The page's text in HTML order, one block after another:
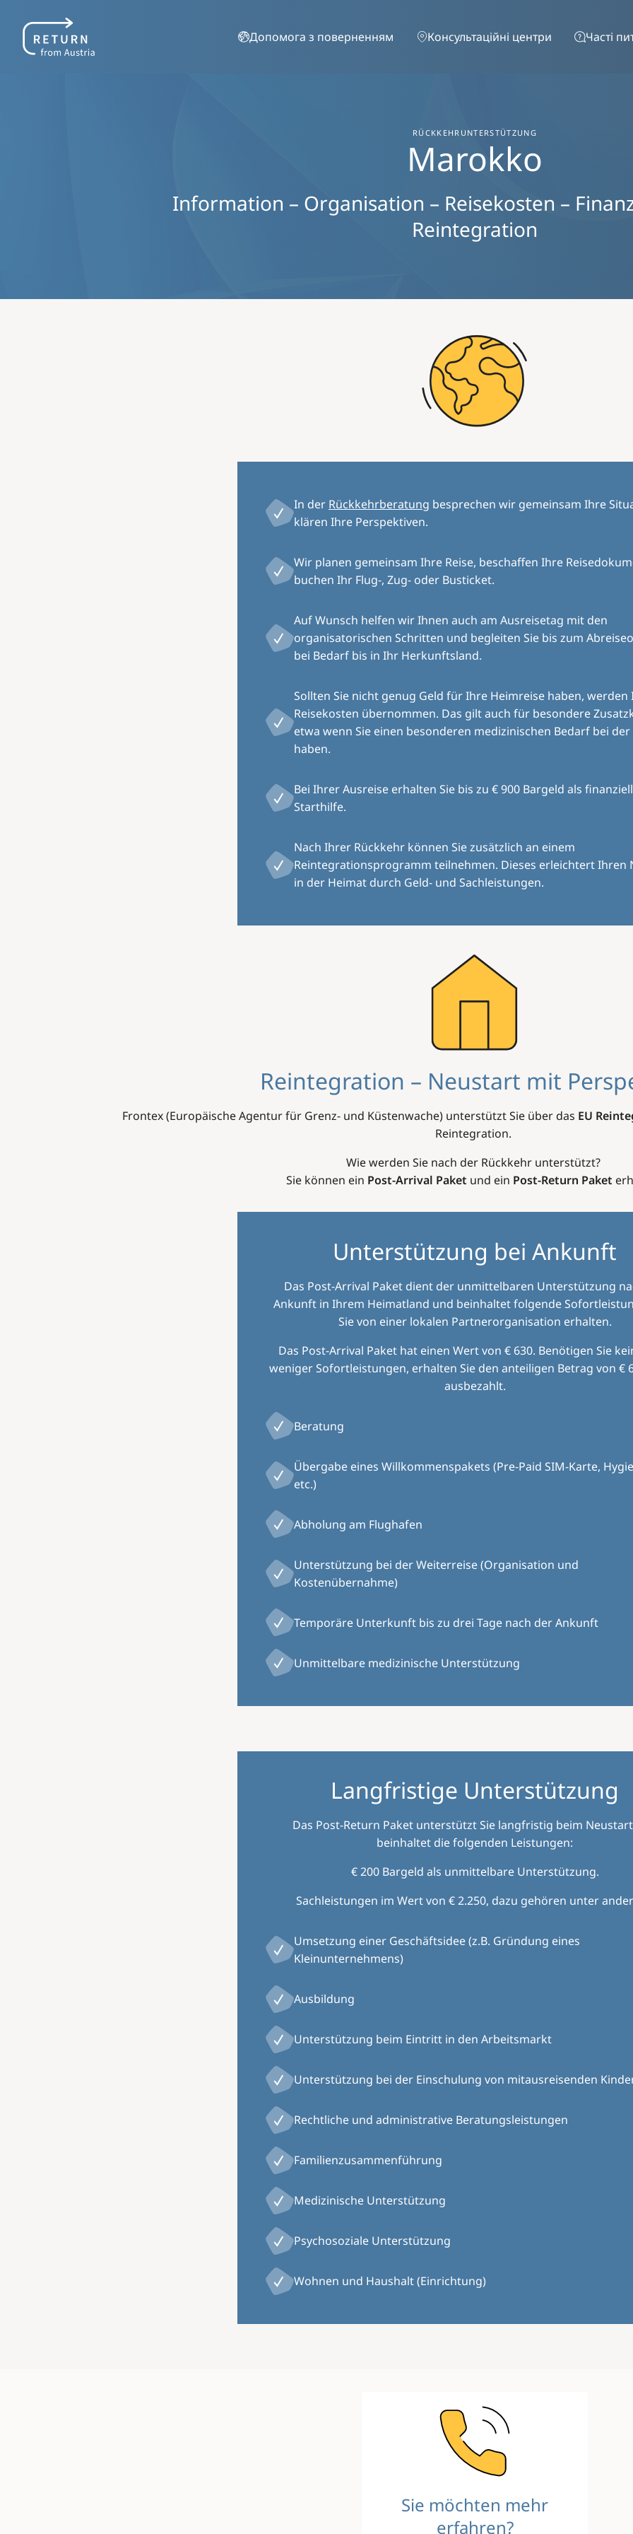
Допомога з поверненням
Консультаційні центри Часті
RÜCKKEHRUNTERSTÜTZUNG
Marokko
Information – Organisation – Reisekosten –
Reintegration
In der Rückkehrberatung besprechen wir gemeinsam Ihre
klären Ihre Perspektiven.
Wir planen gemeinsam Ihre Reise, beschaffen Ihre
buchen Ihr Flug-, Zug- oder Busticket.
Auf Wunsch helfen wir Ihnen auch am Ausreisetag mit den
organisatorischen Schritten und begleiten Sie bis zum
bei Bedarf bis in Ihr Herkunftsland.
Sollten Sie nicht genug Geld für Ihre Heimreise haben, werden
Reisekosten übernommen. Das gilt auch für besondere
etwa wenn Sie einen besonderen medizinischen Bedarf bei
haben.
Bei Ihrer Ausreise erhalten Sie bis zu € 900 Bargeld als
Starthilfe.
Nach Ihrer Rückkehr können Sie zusätzlich an einem
Reintegrationsprogramm teilnehmen. Dieses erleichtert Ihren
in der Heimat durch Geld- und Sachleistungen.
Reintegration – Neustart mit
Frontex (Europäische Agentur für Grenz- und Küstenwache) unterstützt Sie über das EU
Reintegration.
Wie werden Sie nach der Rückkehr unterstützt?
Sie können ein Post-Arrival Paket und ein Post-Return Paket
Unterstützung bei Ankunft
Das Post-Arrival Paket dient der unmittelbaren Unterstützung
Ankunft in Ihrem Heimatland und beinhaltet folgende
Sie von einer lokalen Partnerorganisation erhalten.
Das Post-Arrival Paket hat einen Wert von € 630. Benötigen Sie
weniger Sofortleistungen, erhalten Sie den anteiligen Betrag von €
ausbezahlt.
Beratung
Übergabe eines Willkommenspakets (Pre-Paid SIM-Karte,
etc.)
Abholung am Flughafen
Unterstützung bei der Weiterreise (Organisation und
Kostenübernahme)
Temporäre Unterkunft bis zu drei Tage nach der Ankunft
Unmittelbare medizinische Unterstützung
Langfristige Unterstützung
Das Post-Return Paket unterstützt Sie langfristig beim
beinhaltet die folgenden Leistungen:
€ 200 Bargeld als unmittelbare Unterstützung.
Sachleistungen im Wert von € 2.250, dazu gehören unter
Umsetzung einer Geschäftsidee (z.B. Gründung eines
Kleinunternehmens)
Ausbildung
Unterstützung beim Eintritt in den Arbeitsmarkt
Unterstützung bei der Einschulung von mitausreisenden
Rechtliche und administrative Beratungsleistungen
Familienzusammenführung
Medizinische Unterstützung
Psychosoziale Unterstützung
Wohnen und Haushalt (Einrichtung)
Sie möchten mehr
erfahren?